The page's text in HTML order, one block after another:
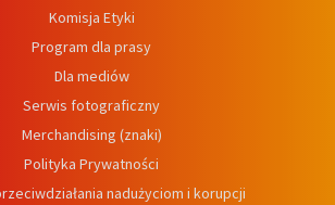
Komisja Etyki
Program dla prasy
Dla mediów
Serwis fotograficzny
Merchandising (znaki)
Polityka Prywatności
nadużyciom i korupcji